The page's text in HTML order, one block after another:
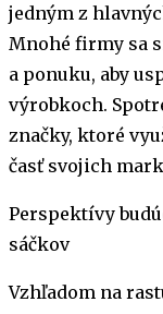
jedným z
Mnohé firmy sa
a ponuku, aby
výrobkoch.
značky, ktoré
časť svojich
Perspektívy
sáčkov
Vzhľadom na